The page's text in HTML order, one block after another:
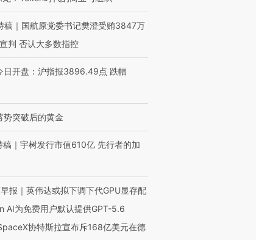
金
甘
马航飞行员跨国走私7万
粒摇头丸 尿检体内含3种
视线｜被称为“蟑螂”的印
链博
接产
【商旅对话】华住集团
稿｜国航原党委书记樊澄受贿3847万
判 否认大多数指控
日开盘：沪指报3896.49点 跌幅
势突破后的黄金
稿｜宇树发行市值610亿 先行者的加
报｜英伟达或拟下调下代GPU显存配
AI为免费用户默认提供GPT-5.6
协特斯拉宣布斥168亿美元在德